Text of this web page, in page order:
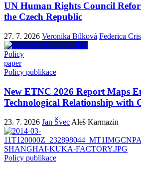
UN Human Rights Council
the Czech Republic
27. 7. 2026 Veronika Bílková Federica
Policy
paper
Policy publikace
New ETNC 2026 Report Maps
Technological Relationship with
23. 7. 2026 Jan Švec Aleš Karmazin
Policy publikace